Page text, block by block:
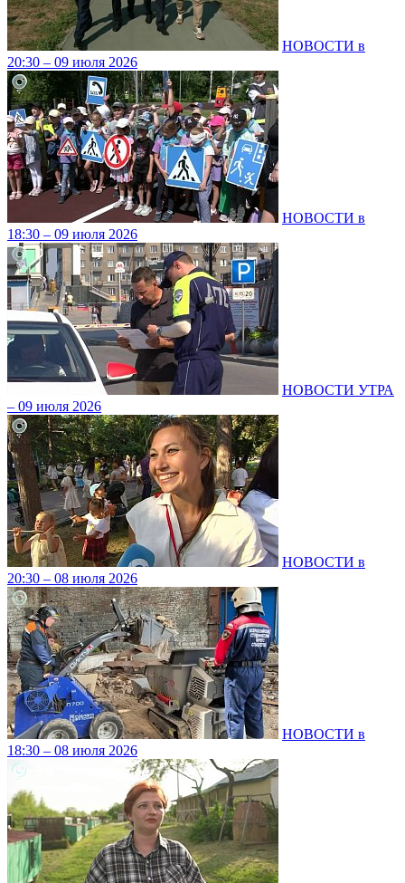
НОВОСТИ в
20:30 – 09 июля 2026
НОВОСТИ в
18:30 – 09 июля 2026
НОВОСТИ УТРА
– 09 июля 2026
НОВОСТИ в
20:30 – 08 июля 2026
НОВОСТИ в
18:30 – 08 июля 2026